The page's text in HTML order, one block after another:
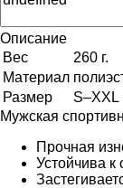
Описание
Вес
260 г.
Материал
Размер
S–XXL
Мужская
Прочная
Устойчива к